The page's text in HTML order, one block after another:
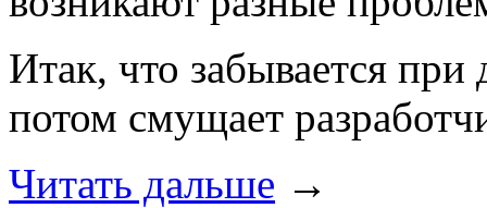
Итак, что забывается при
потом смущает
Читать дальше →